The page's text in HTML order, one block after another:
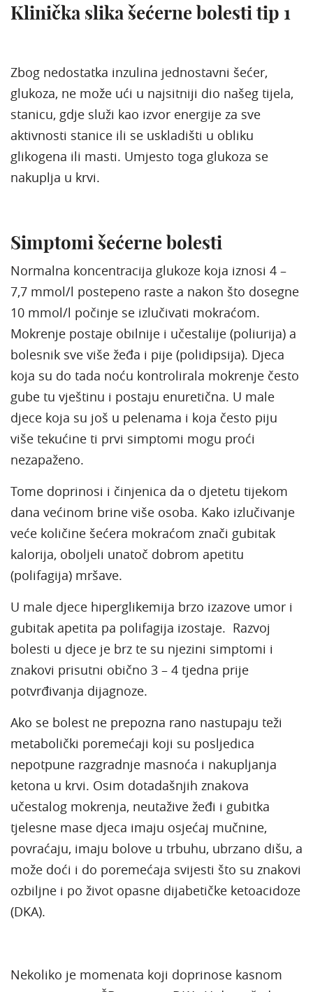
Klinička slika šećerne bolesti tip 1
Zbog nedostatka inzulina jednostavni šećer,
glukoza, ne može ući u najsitniji dio našeg tijela,
stanicu, gdje služi kao izvor energije za sve
aktivnosti stanice ili se uskladišti u obliku
glikogena ili masti. Umjesto toga glukoza se
nakuplja u krvi.
Simptomi šećerne bolesti
Normalna koncentracija glukoze koja iznosi 4 –
7,7 mmol/l postepeno raste a nakon što dosegne
10 mmol/l počinje se izlučivati mokraćom.
Mokrenje postaje obilnije i učestalije (poliurija) a
bolesnik sve više žeđa i pije (polidipsija). Djeca
koja su do tada noću kontrolirala mokrenje često
gube tu vještinu i postaju enuretična. U male
djece koja su još u pelenama i koja često piju
više tekućine ti prvi simptomi mogu proći
nezapaženo.
Tome doprinosi i činjenica da o djetetu tijekom
dana većinom brine više osoba. Kako izlučivanje
veće količine šećera mokraćom znači gubitak
kalorija, oboljeli unatoč dobrom apetitu
(polifagija) mršave.
U male djece hiperglikemija brzo izazove umor i
gubitak apetita pa polifagija izostaje. Razvoj
bolesti u djece je brz te su njezini simptomi i
znakovi prisutni obično 3 – 4 tjedna prije
potvrđivanja dijagnoze.
Ako se bolest ne prepozna rano nastupaju teži
metabolički poremećaji koji su posljedica
nepotpune razgradnje masnoća i nakupljanja
ketona u krvi. Osim dotadašnjih znakova
učestalog mokrenja, neutažive žeđi i gubitka
tjelesne mase djeca imaju osjećaj mučnine,
povraćaju, imaju bolove u trbuhu, ubrzano dišu, a
može doći i do poremećaja svijesti što su znakovi
ozbiljne i po život opasne dijabetičke ketoacidoze
(DKA).
Nekoliko je momenata koji doprinose kasnom